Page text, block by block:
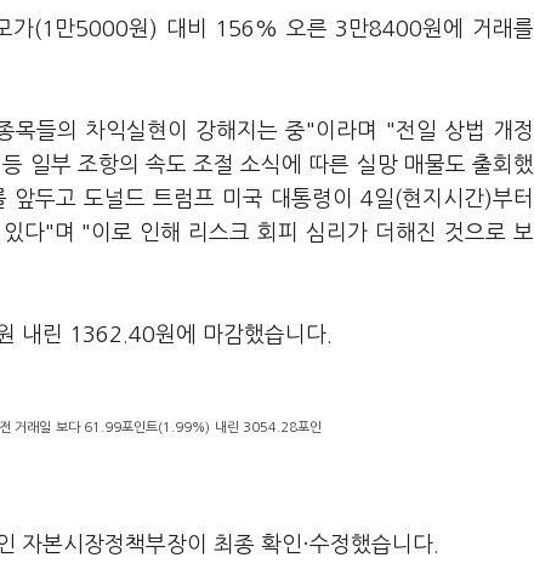
가(1만5000원) 대비 156% 오른 3만8400원에 거래를
목들의 차익실현이 강해지는 중"이라며 "전일 상법 개정
일부 조항의 속도 조절 소식에 따른 실망 매물도 출회했
두고 도널드 트럼프 미국 대통령이 4일(현지시간)부터
다"며 "이로 인해 리스크 회피 심리가 더해진 것으로 보
내린 1362.40원에 마감했습니다.
전 거래일 보다 61.99포인트(1.99%) 내린 3054.28포인
자본시장정책부장이 최종 확인·수정했습니다.